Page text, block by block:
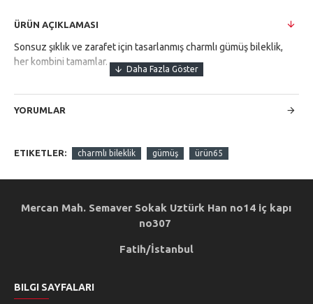
ÜRÜN AÇIKLAMASI
Sonsuz şıklık ve zarafet için tasarlanmış charmlı gümüş bileklik,
her kombini tamamlar.
YORUMLAR
ETIKETLER: charmlı bileklik gümüş ürün65
Mercan Mah. Semaver Sokak Uztürk Han no14 iç kapı
no307
Fatih/İstanbul
BILGI SAYFALARI